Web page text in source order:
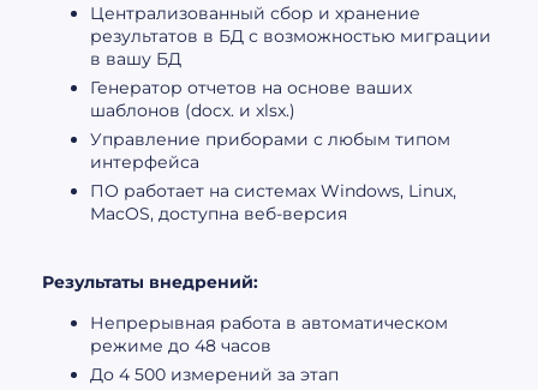
Централизованный сбор и хранение
результатов в БД с возможностью миграции
в вашу БД
Генератор отчетов на основе ваших
шаблонов (docx. и xlsx.)
Управление приборами с любым типом
интерфейса
ПО работает на системах Windows, Linux,
MacOS, доступна веб-версия
Результаты внедрений:
Непрерывная работа в автоматическом
режиме до 48 часов
До 4 500 измерений за этап